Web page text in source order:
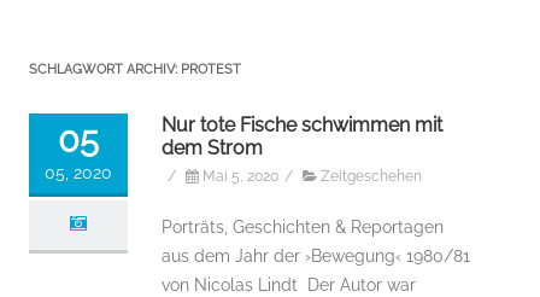
SCHLAGWORT ARCHIV: PROTEST
05
05, 2020
Nur tote Fische schwimmen mit
dem Strom
/ Mai 5, 2020 / Zeitgeschehen
Porträts, Geschichten & Reportagen
aus dem Jahr der ›Bewegung‹ 1980/81
von Nicolas Lindt Der Autor war